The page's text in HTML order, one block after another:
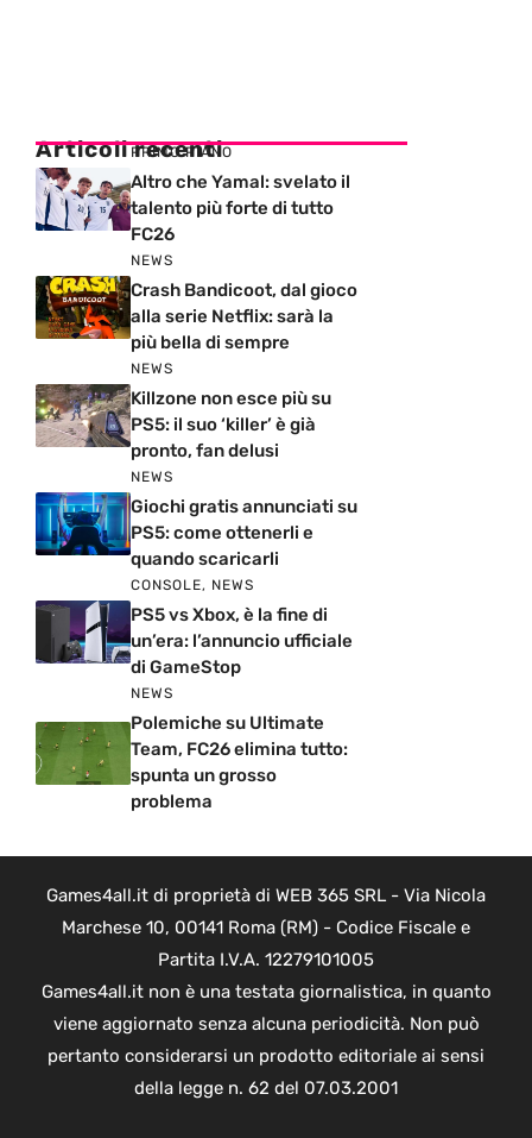
Articoli recenti
PRIMO PIANO
Altro che Yamal: svelato il
talento più forte di tutto
FC26
NEWS
Crash Bandicoot, dal gioco
alla serie Netflix: sarà la
più bella di sempre
NEWS
Killzone non esce più su
PS5: il suo ‘killer’ è già
pronto, fan delusi
NEWS
Giochi gratis annunciati su
PS5: come ottenerli e
quando scaricarli
CONSOLE, NEWS
PS5 vs Xbox, è la fine di
un’era: l’annuncio ufficiale
di GameStop
NEWS
Polemiche su Ultimate
Team, FC26 elimina tutto:
spunta un grosso
problema
Games4all.it di proprietà di WEB 365 SRL - Via Nicola
Marchese 10, 00141 Roma (RM) - Codice Fiscale e
Partita I.V.A. 12279101005
Games4all.it non è una testata giornalistica, in quanto
viene aggiornato senza alcuna periodicità. Non può
pertanto considerarsi un prodotto editoriale ai sensi
della legge n. 62 del 07.03.2001